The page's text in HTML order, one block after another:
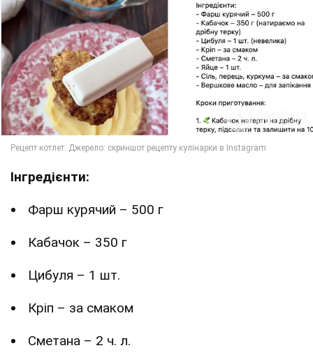
Інгредієнти:
Фарш курячий – 500 г
Кабачок – 350 г
Цибуля – 1 шт.
Кріп – за смаком
Сметана – 2 ч. л.